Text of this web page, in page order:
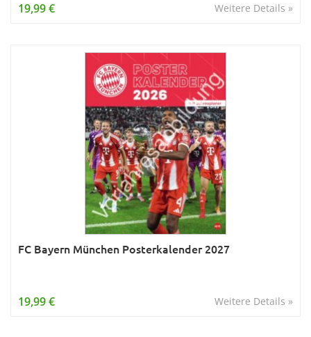
Weitere Details »
19,99 €
FC Bayern München Posterkalender 2027
Weitere Details »
19,99 €